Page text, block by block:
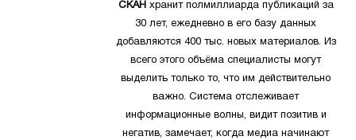
СКАН хранит полмиллиарда публикаций за
30 лет, ежедневно в его базу данных
добавляются 400 тыс. новых материалов. Из
всего этого объёма специалисты могут
выделить только то, что им действительно
важно. Система отслеживает
информационные волны, видит позитив и
негатив, замечает, когда медиа начинают